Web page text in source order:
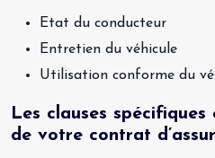
Etat du conducteur
Entretien du véhicule
Utilisation conforme du
Les clauses
de votre contrat